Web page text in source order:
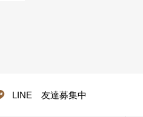
LINE 友達募集中